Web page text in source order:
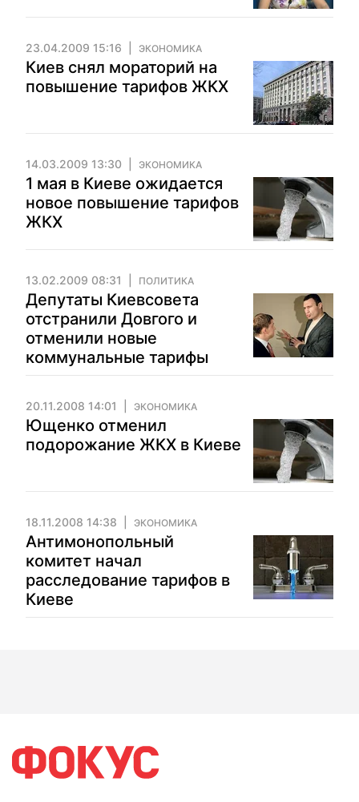
23.04.2009 15:16 ЭКОНОМИКА
Киев снял мораторий на
повышение тарифов ЖКХ
14.03.2009 13:30 ЭКОНОМИКА
1 мая в Киеве ожидается
новое повышение тарифов
ЖКХ
13.02.2009 08:31 ПОЛИТИКА
Депутаты Киевсовета
отстранили Довгого и
отменили новые
коммунальные тарифы
20.11.2008 14:01 ЭКОНОМИКА
Ющенко отменил
подорожание ЖКХ в Киеве
18.11.2008 14:38 ЭКОНОМИКА
Антимонопольный
комитет начал
расследование тарифов в
Киеве